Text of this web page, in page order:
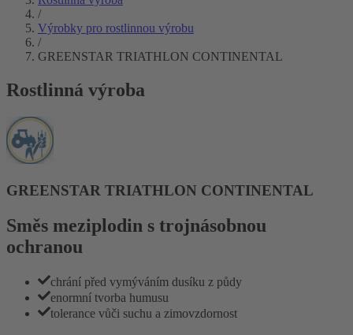
/
Výrobky pro rostlinnou výrobu
/
GREENSTAR TRIATHLON CONTINENTAL
Rostlinná výroba
GREENSTAR TRIATHLON CONTINENTAL
Směs meziplodin s trojnásobnou
ochranou
chrání před vymýváním dusíku z půdy
enormní tvorba humusu
tolerance vůči suchu a zimovzdornost